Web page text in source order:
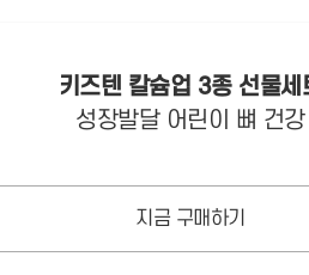
키즈텐 칼슘업 3종 선물세
성장발달 어린이 뼈 건강
지금 구매하기